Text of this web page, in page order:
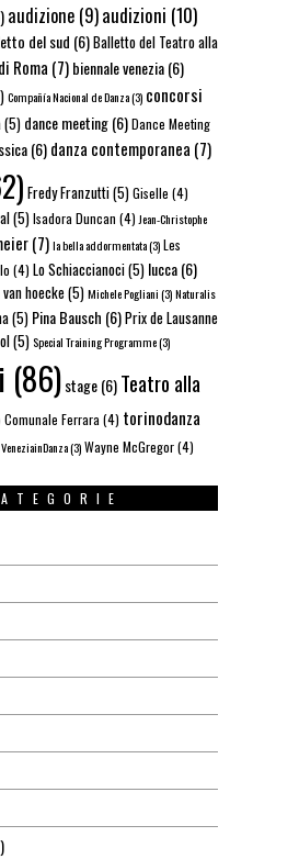
audizione (9)audizioni (10)
del sud (6)Balletto del Teatro alla
Roma (7)biennale venezia(6)
Compañía Nacional de Danza(3) concorsi
(5) dance meeting(6)Dance Meeting
(6)danza contemporanea (7)
Fredy Franzutti(5)Giselle (4)
(5)Isadora Duncan (4) Jean-Christophe
(7)la bella addormentata(3)Les
(4) Lo Schiaccianoci(5) lucca(6)
hoecke(5)Michele Pogliani(3)Naturalis
(5) Pina Bausch (6)Prix de Lausanne
(5)Special Training Programme(3)
(86)stage(6)Teatro alla
Comunale Ferrara (4) torinodanza
VeneziainDanza(3)Wayne McGregor(4)